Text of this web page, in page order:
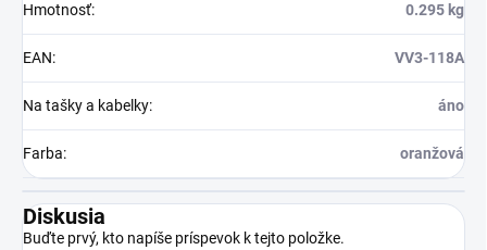
Hmotnosť: 0.295 kg
EAN: VV3-118A
Na tašky a kabelky: áno
Farba: oranžová
Diskusia
Buďte prvý, kto napíše príspevok k tejto položke.